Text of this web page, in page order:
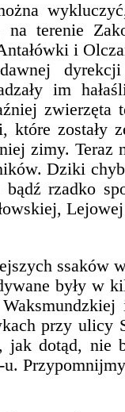
na terenie
i
im
zwierzęta
które zostały
zimy. Teraz
Dziki
bądź rzadko
ssaków
były w
przy ulicy
jak dotąd, nie